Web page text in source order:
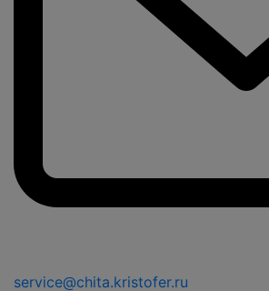
service@chita.kristofer.ru